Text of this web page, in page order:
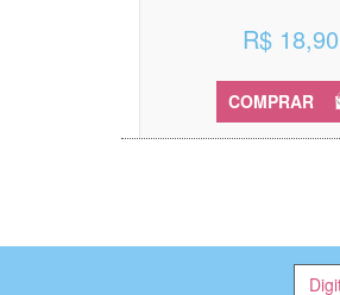
R$ 18,90
COMPRAR